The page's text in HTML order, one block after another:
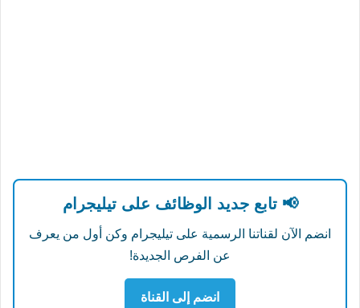
📢 تابع جديد الوظائف على تيليجرام
انضم الآن لقناتنا الرسمية على تيليجرام وكن أول من يعرف
عن الفرص الجديدة!
انضم إلى القناة